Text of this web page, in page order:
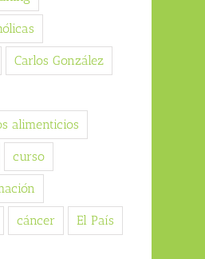
Carlos González
alimenticios
curso
cáncer El País